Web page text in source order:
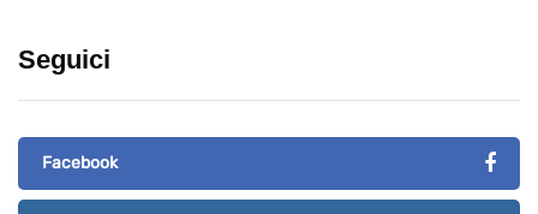
Seguici
Facebook